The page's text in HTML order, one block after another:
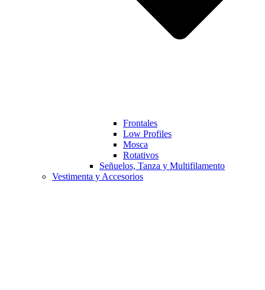
Frontales
Low Profiles
Mosca
Rotativos
Señuelos, Tanza y Multifilamento
Vestimenta y Accesorios